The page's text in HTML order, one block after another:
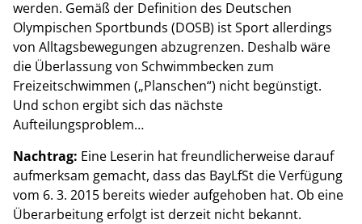
werden. Gemäß der Definition des Deutschen
Olympischen Sportbunds (DOSB) ist Sport allerdings
von Alltagsbewegungen abzugrenzen. Deshalb wäre
die Überlassung von Schwimmbecken zum
Freizeitschwimmen („Planschen“) nicht begünstigt.
Und schon ergibt sich das nächste
Aufteilungsproblem…
Nachtrag: Eine Leserin hat freundlicherweise darauf
aufmerksam gemacht, dass das BayLfSt die Verfügung
vom 6. 3. 2015 bereits wieder aufgehoben hat. Ob eine
Überarbeitung erfolgt ist derzeit nicht bekannt.